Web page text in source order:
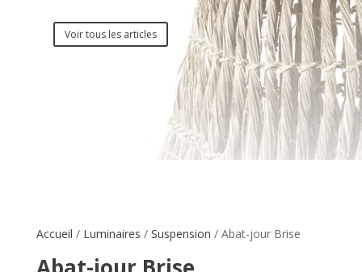
Voir tous les articles
Accueil / Luminaires / Suspension / Abat-jour Brise